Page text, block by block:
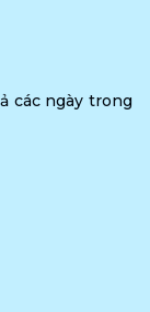
các ngày trong